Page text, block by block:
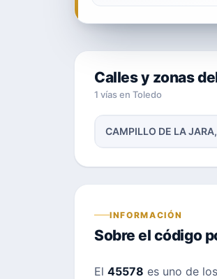
Calles y zonas
1 vías en Toledo
CAMPILLO DE LA
INFORMACIÓN
Sobre el código
El 45578 es uno de